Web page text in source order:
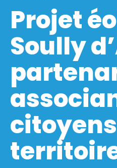
Projet
Soully